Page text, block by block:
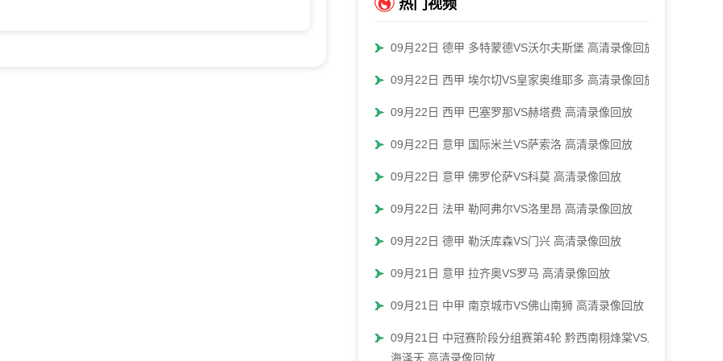
热门视频
09月22日 德甲 多特蒙德VS沃尔夫斯堡 高清录像回放
09月22日 西甲 埃尔切VS皇家奥维耶多 高清录像回放
09月22日 西甲 巴塞罗那VS赫塔费 高清录像回放
09月22日 意甲 国际米兰VS萨索洛 高清录像回放
09月22日 意甲 佛罗伦萨VS科莫 高清录像回放
09月22日 法甲 勒阿弗尔VS洛里昂 高清录像回放
09月22日 德甲 勒沃库森VS门兴 高清录像回放
09月21日 意甲 拉齐奥VS罗马 高清录像回放
09月21日 中甲 南京城市VS佛山南狮 高清录像回放
09月21日 中冠赛阶段分组赛第4轮 黔西南栩烽棠VS上
海泽天 高清录像回放